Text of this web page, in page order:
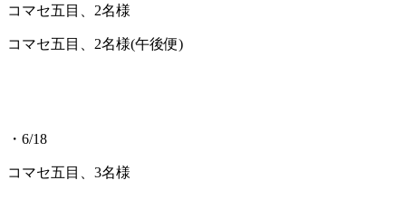
コマセ五目、2名様
コマセ五目、2名様(午後便)
・6/18
コマセ五目、3名様